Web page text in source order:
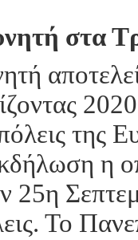
στα
της
η
25η
Το